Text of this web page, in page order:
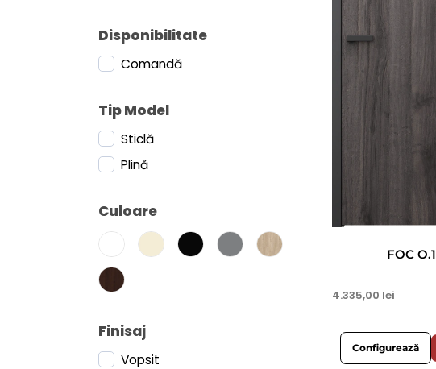
Disponibilitate
Comandă
Tip Model
Sticlă
Plină
Culoare
Finisaj
Vopsit
FOC O.1
4.335,00 lei
Configurează